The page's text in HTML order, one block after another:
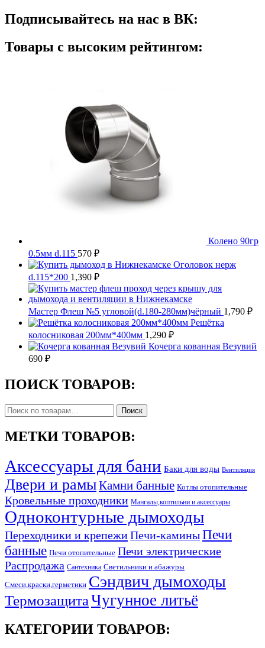
Подписывайтесь на нас в ВК:
Товары с высоким рейтингом:
Колено 90гр
0.5мм d.115 570 ₽
Оголовок нерж
d.115*200 1,390 ₽
Мастер Флеш №5 угловой(d.180-280мм)чёрный 1,790 ₽
Решётка
колосниковая 200мм*400мм 1,290 ₽
Кочерга кованная Везувий
690 ₽
ПОИСК ТОВАРОВ:
Искать: Поиск
МЕТКИ ТОВАРОВ:
Аксессуары для бани Баки для воды Вентиляция
Двери и рамыКамни банные Котлы отопительные
Кровельные проходники Мангалы,коптильни и аксессуары
Одноконтурные дымоходы
Переходники и крепежиПечи-каминыПечи
банные Печи отопительные Печи электрические
Распродажа Сантехника Светильники и абажуры
Смеси,краски,герметики Сэндвич дымоходы
ТермозащитаЧугунное литьё
КАТЕГОРИИ ТОВАРОВ: